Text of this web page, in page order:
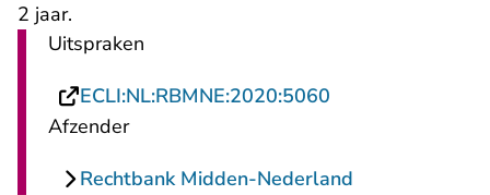
2 jaar.
Uitspraken
ECLI:NL:RBMNE:2020:5060
Afzender
Rechtbank Midden-Nederland